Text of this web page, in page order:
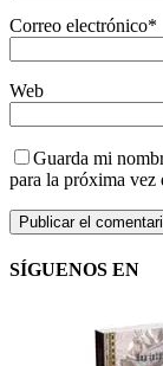
Correo electrónico*
Web
Guarda mi
para la próxima vez
SÍGUENOS EN